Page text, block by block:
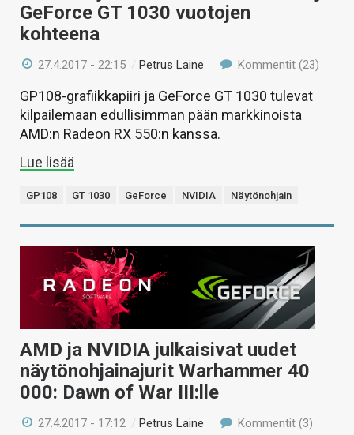
GeForce GT 1030 vuotojen
kohteena
27.4.2017 - 22:15 /Petrus Laine Kommentit (23)
GP108-grafiikkapiiri ja GeForce GT 1030 tulevat
kilpailemaan edullisimman pään markkinoista
AMD:n Radeon RX 550:n kanssa.
Lue lisää
GP108 GT 1030 GeForce NVIDIA Näytönohjain
AMD ja NVIDIA julkaisivat uudet
näytönohjainajurit Warhammer 40
000: Dawn of War III:lle
27.4.2017 - 17:12 /Petrus Laine Kommentit (3)